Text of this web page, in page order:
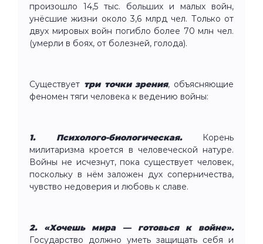
произошло 14,5 тыс. больших и малых войн,
унёсшие жизни около 3,6 млрд чел. Только от
двух мировых войн погибло более 70 млн чел.
(умерли в боях, от болезней, голода).
Существует три точки зрения, объясняющие
феномен тяги человека к ведению войны:
1. Психолого-биологическая.Корень
милитаризма кроется в человеческой натуре.
Войны не исчезнут, пока существует человек,
поскольку в нём заложен дух соперничества,
чувство недоверия и любовь к славе.
2. «Хочешь мира — готовься к войне».
Государство должно уметь защищать себя и